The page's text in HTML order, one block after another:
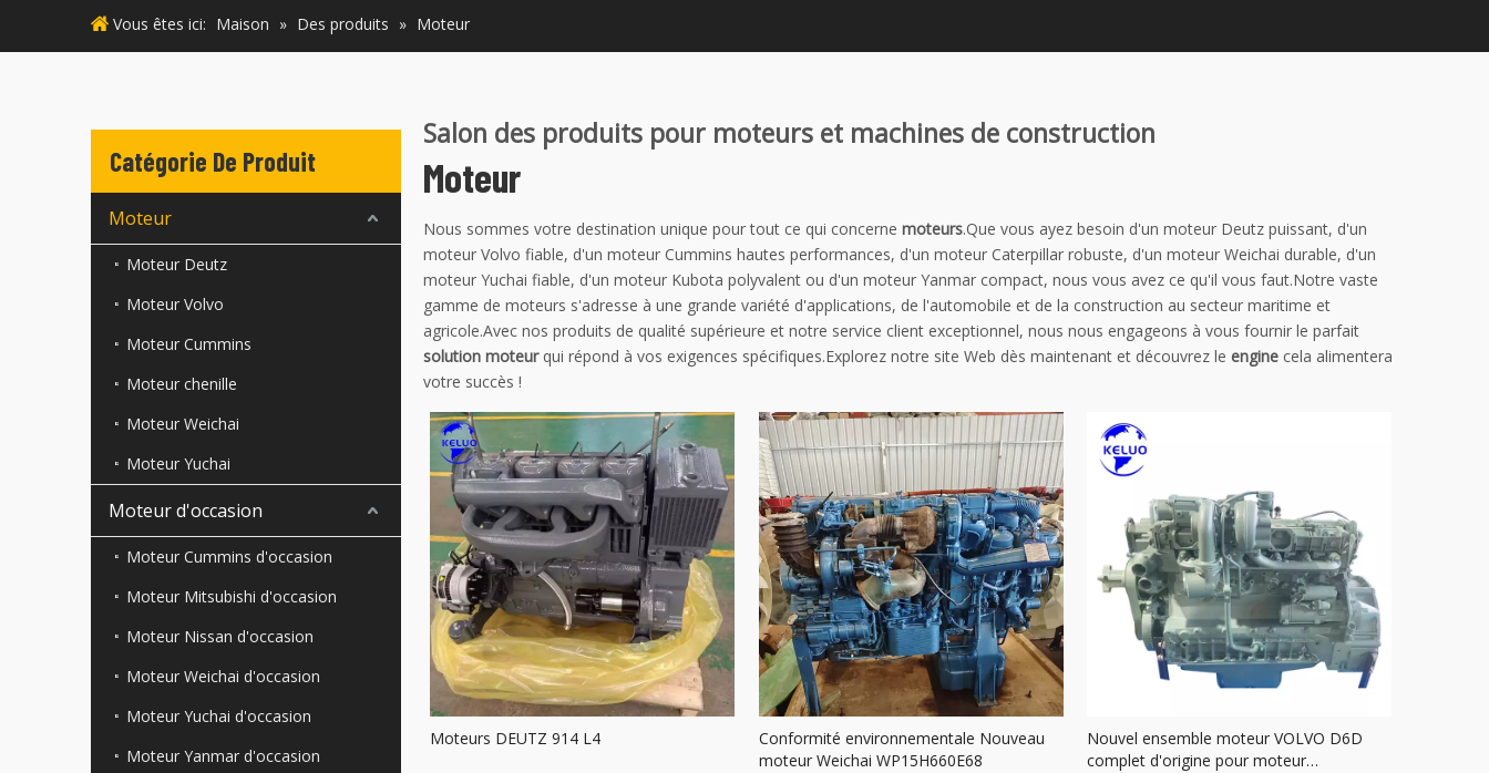
English
Vous êtes ici: Maison » Des produits » Moteur
Catégorie De Produit
Moteur
Moteur Deutz
Moteur Volvo
Moteur Cummins
Moteur chenille
Moteur Weichai
Moteur Yuchai
Moteur d'occasion
Moteur Cummins d'occasion
Moteur Mitsubishi d'occasion
Moteur Nissan d'occasion
Moteur Weichai d'occasion
Moteur Yuchai d'occasion
Moteur Yanmar d'occasion
Salon des produits pour moteurs et machines de construction
Moteur
Nous sommes votre destination unique pour tout ce qui concerne moteurs.Que vous ayez besoin d'un moteur Deutz puissant, d'un
moteur Volvo fiable, d'un moteur Cummins hautes performances, d'un moteur Caterpillar robuste, d'un moteur Weichai durable, d'un
moteur Yuchai fiable, d'un moteur Kubota polyvalent ou d'un moteur Yanmar compact, nous vous avez ce qu'il vous faut.Notre vaste
gamme de moteurs s'adresse à une grande variété d'applications, de l'automobile et de la construction au secteur maritime et
agricole.Avec nos produits de qualité supérieure et notre service client exceptionnel, nous nous engageons à vous fournir le parfait
solution moteurqui répond à vos exigences spécifiques.Explorez notre site Web dès maintenant et découvrez le engine cela alimentera
votre succès !
Moteurs DEUTZ 914 L4
Conformité environnementale Nouveau
moteur Weichai WP15H660E68
Nouvel ensemble moteur VOLVO D6D
complet d'origine pour moteur